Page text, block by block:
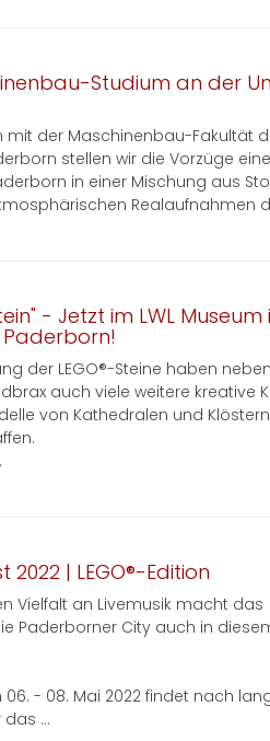
Studium an der
mit der Maschinenbau-Fakultät
stellen wir die Vorzüge
in einer Mischung aus
Realaufnahmen
- Jetzt im LWL
der LEGO®-Steine haben
auch viele weitere kreative
von Kathedralen und
2022 | LEGO®-Edition
Vielfalt an Livemusik macht das
Paderborner City auch in
- 08. Mai 2022 findet nach
...